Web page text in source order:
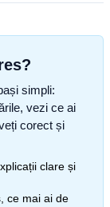
simpli:
vezi ce ai
corect și
clare și
ce mai ai de